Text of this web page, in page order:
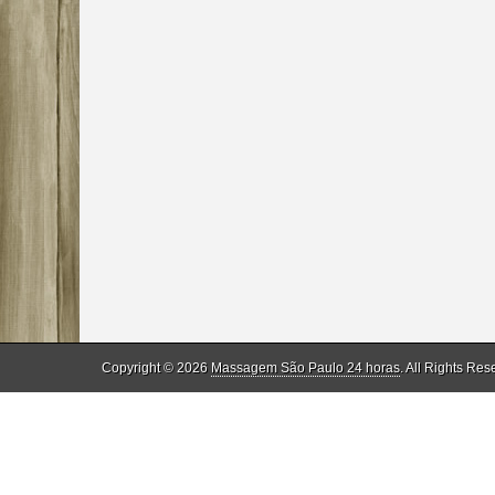
Copyright © 2026 Massagem São Paulo 24 horas. All Rights